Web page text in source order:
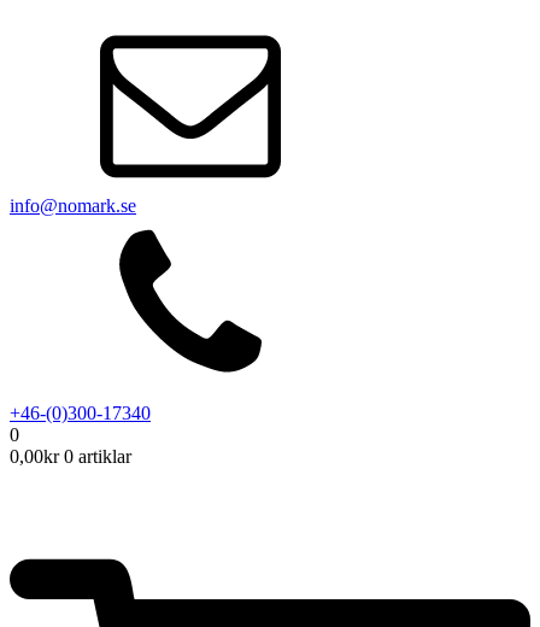
info@nomark.se
+46-(0)300-17340
0
0,00kr 0 artiklar